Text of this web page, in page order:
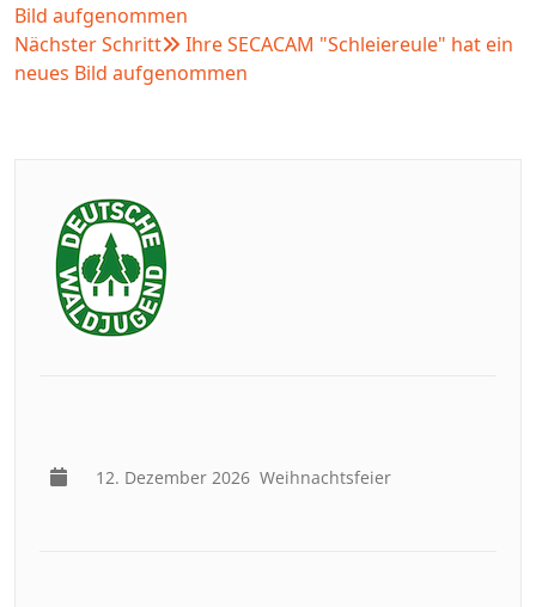
Bild aufgenommen
Nächster Schritt
Ihre SECACAM "Schleiereule" hat ein
neues Bild aufgenommen
12. Dezember 2026 Weihnachtsfeier